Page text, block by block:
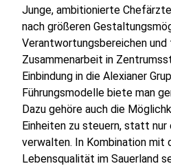
Junge, ambitionierte
nach größeren
Verantwortungsbereichen
Zusammenarbeit in
Einbindung in die Alexianer
Führungsmodelle biete man
Dazu gehöre auch die
Einheiten zu steuern, statt nur
verwalten. In Kombination mit
Lebensqualität im Sauerland